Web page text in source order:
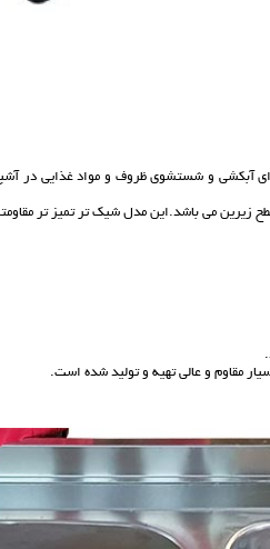
و شستشوی ظروف و مواد غذایی در
زیرین می باشد.این مدل شیک تر تمیز تر